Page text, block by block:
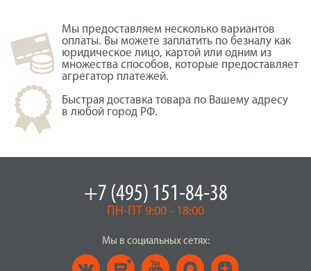
Мы предоставляем несколько вариантов
оплаты. Вы можете заплатить по безналу как
юридическое лицо, картой или одним из
множества способов, которые предоставляет
агрегатор платежей.
Быстрая доставка товара по Вашему адресу
в любой город РФ.
+7 (495) 151-84-38
ПН-ПТ 9:00 - 18:00
Мы в социальных сетях: